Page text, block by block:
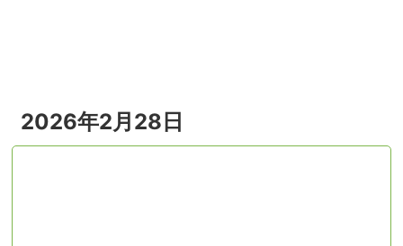
2026年2月28日